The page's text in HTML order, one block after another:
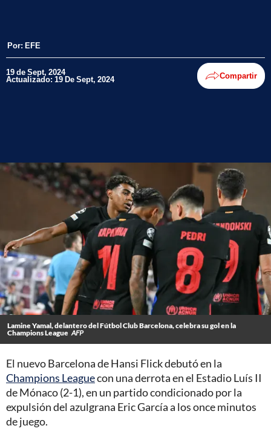
Por: EFE
19 de Sept, 2024
Actualizado: 19 De Sept, 2024 Compartir
Lamine Yamal, delantero del Fútbol Club Barcelona, celebra su gol en la
Champions League AFP
El nuevo Barcelona de Hansi Flick debutó en la
Champions Leaguecon una derrota en el Estadio Luís II
de Mónaco (2-1), en un partido condicionado por la
expulsión del azulgrana Eric García a los once minutos
de juego.